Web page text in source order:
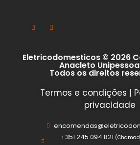
Eletricodomesticos © 2026
Anacleto
Todos os direitos
Termos e condições |
privacidade
+351 245 094 821